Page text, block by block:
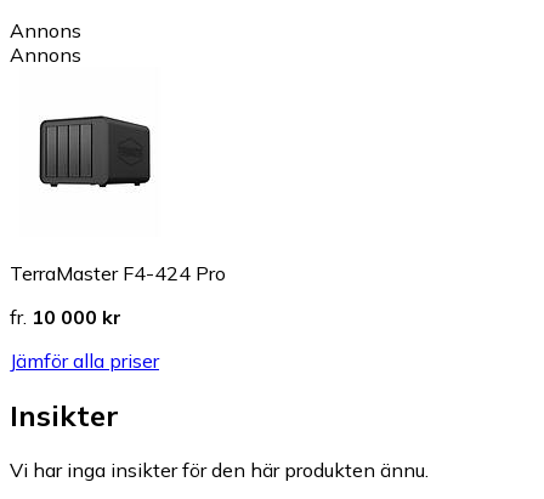
Annons
Annons
TerraMaster F4-424 Pro
fr. 10 000 kr
Jämför alla priser
Insikter
Vi har inga insikter för den här produkten ännu.